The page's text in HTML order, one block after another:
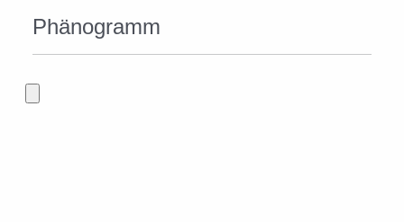
Phänogramm